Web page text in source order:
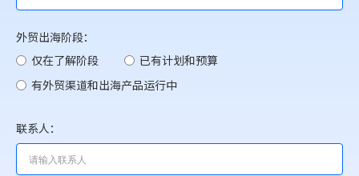
外贸出海阶段：
仅在了解阶段
已有计划和预算
有外贸渠道和出海产品运行中
联系人：